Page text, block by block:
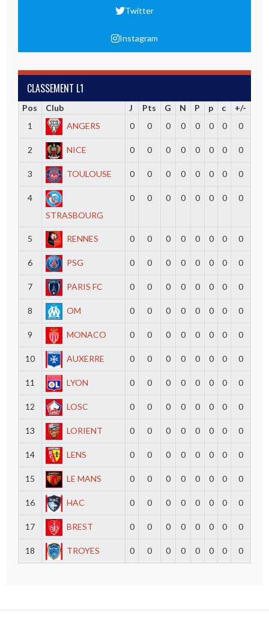
Twitter
Instagram
CLASSEMENT L1
Pos Club J Pts G N P p c
+/-
1
ANGERS 0 0 0 0 0 0 0 0
2 NICE 0 0 0 0 0 0 0 0
3 TOULOUSE 0 0 0 0 0 0 0 0
4
STRASBOURG
0 0 0 0 0 0 0 0
5 RENNES 0 0 0 0 0 0 0 0
6 PSG 0 0 0 0 0 0 0 0
7 PARIS FC 0 0 0 0 0 0 0 0
8 OM 0 0 0 0 0 0 0 0
9 MONACO 0 0 0 0 0 0 0 0
10 AUXERRE 0 0 0 0 0 0 0 0
11 LYON 0 0 0 0 0 0 0 0
12 LOSC 0 0 0 0 0 0 0 0
13 LORIENT 0 0 0 0 0 0 0 0
14 LENS 0 0 0 0 0 0 0 0
15 LE MANS 0 0 0 0 0 0 0 0
16 HAC 0 0 0 0 0 0 0 0
17 BREST 0 0 0 0 0 0 0 0
18 TROYES 0 0 0 0 0 0 0 0